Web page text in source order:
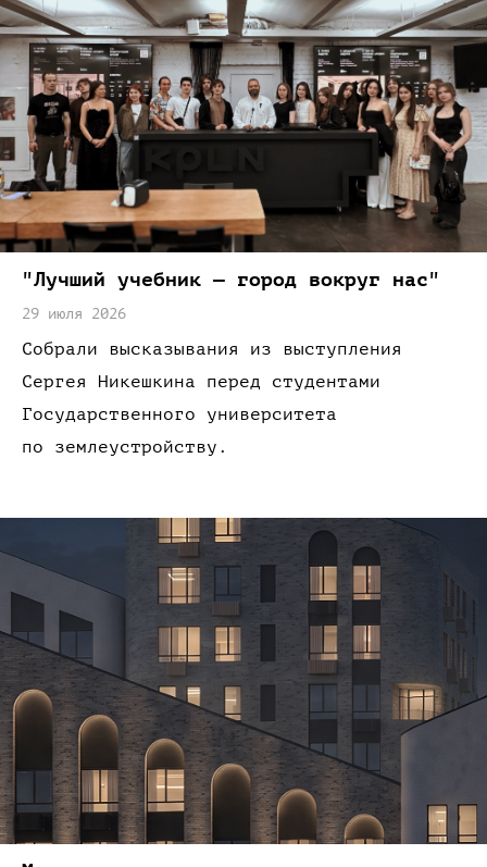
"Лучший учебник — город вокруг нас"
29 июля 2026
Собрали высказывания из выступления
Сергея Никешкина перед студентами
Государственного университета
по землеустройству.